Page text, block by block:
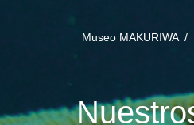
Museo MAKURIWA /